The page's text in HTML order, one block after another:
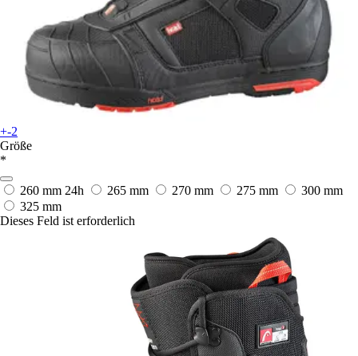
+-2
Größe
*
260 mm 24h 265 mm 270 mm 275 mm
300 mm
325 mm
Dieses Feld ist erforderlich